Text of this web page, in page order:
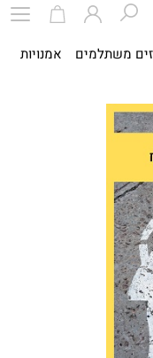
משתלמים אמנויות